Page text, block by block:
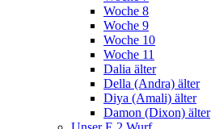
Woche 8
Woche 9
Woche 10
Woche 11
Dalia älter
Della (Andra) älter
Diya (Amali) älter
Damon (Dixon) älter